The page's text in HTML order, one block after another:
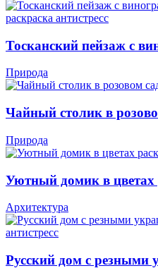
Тосканский пейзаж с
Природа
Чайный столик в
Природа
Уютный домик в цветах
Архитектура
Русский дом с резными